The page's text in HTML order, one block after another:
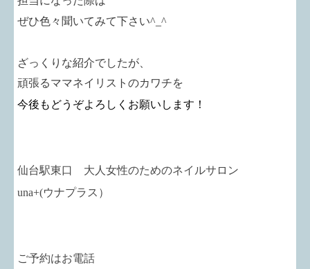
ぜひ色々聞いてみて下さい^_^
ざっくりな紹介でしたが、
頑張るママネイリストのカワチを
今後もどうぞよろしくお願いします！
仙台駅東口 大人女性のためのネイルサロン
una+(ウナプラス）
ご予約はお電話